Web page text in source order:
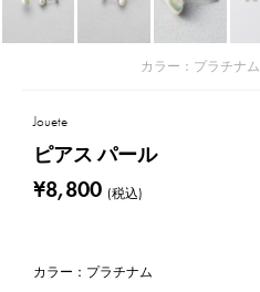
カラー：プラチナム
Jouete
ピアス パール
¥8,800 (税込)
カラー：プラチナム